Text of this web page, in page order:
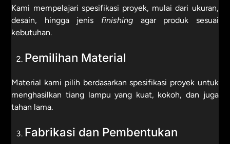
Kami mempelajari spesifikasi proyek, mulai dari ukuran,
desain, hingga jenis finishing agar produk sesuai
kebutuhan.
Pemilihan Material
Material kami pilih berdasarkan spesifikasi proyek untuk
menghasilkan tiang lampu yang kuat, kokoh, dan juga
tahan lama.
Fabrikasi dan Pembentukan